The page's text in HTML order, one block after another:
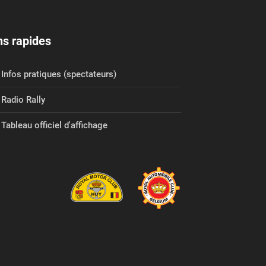
rapides
Infos pratiques (spectateurs)
Radio Rally
Tableau officiel d'affichage